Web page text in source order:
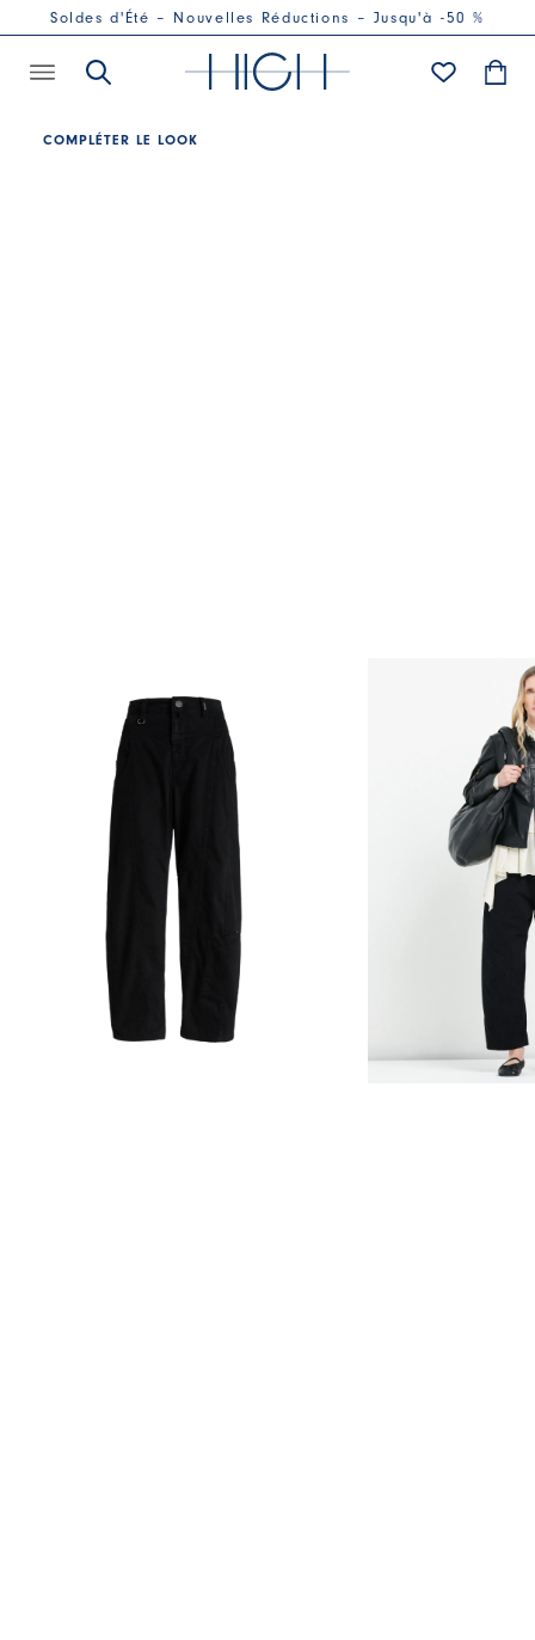
Soldes d'Été – Nouvelles Réductions – Jusqu'à -50 %
COMPLÉTER LE LOOK